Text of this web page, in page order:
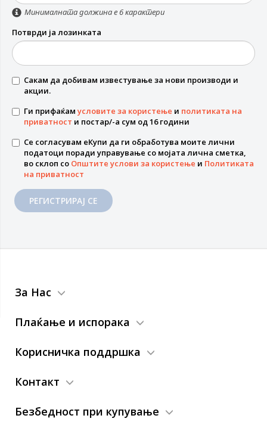
Минималната должина е 6 карактери
Потврди ја лозинката
Сакам да добивам известување за нови производи и
акции.
Ги прифаќам условите за користење и политиката на
приватност и постар/-а сум од 16 години
Се согласувам еКупи да ги обработува моите лични
податоци поради управување со мојата лична сметка,
во склоп со Општите услови за користење и Политиката
на приватност
РЕГИСТРИРАЈ СЕ
За Нас
Плаќање и испорака
Корисничка поддршка
Контакт
Безбедност при купување